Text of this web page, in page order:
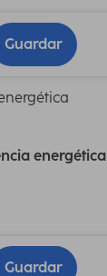
Guardar
energética
Guardar